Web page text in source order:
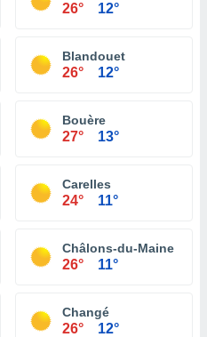
26° 12°
Blandouet
26° 12°
Bouère
27° 13°
Carelles
24° 11°
Châlons-du-Maine
26° 11°
Changé
26° 12°